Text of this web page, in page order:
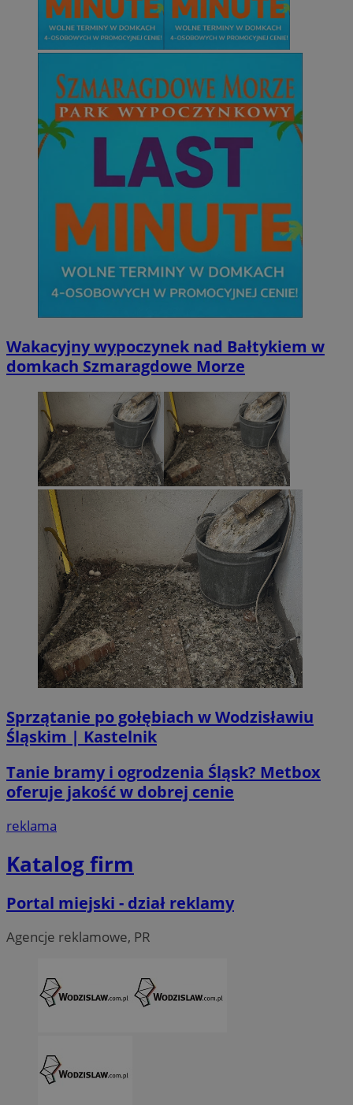
Wakacyjny wypoczynek nad Bałtykiem w
domkach Szmaragdowe Morze
Sprzątanie po gołębiach w Wodzisławiu
Śląskim | Kastelnik
Tanie bramy i ogrodzenia Śląsk? Metbox
oferuje jakość w dobrej cenie
reklama
Katalog firm
Portal miejski - dział reklamy
Agencje reklamowe, PR